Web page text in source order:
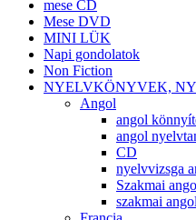
mese CD
Mese DVD
MINI LÜK
Napi gondolatok
Non Fiction
NYELVKÖNYVEK,
Angol
angol
angol
CD
nyelvvizsga
Szakmai
szakmai